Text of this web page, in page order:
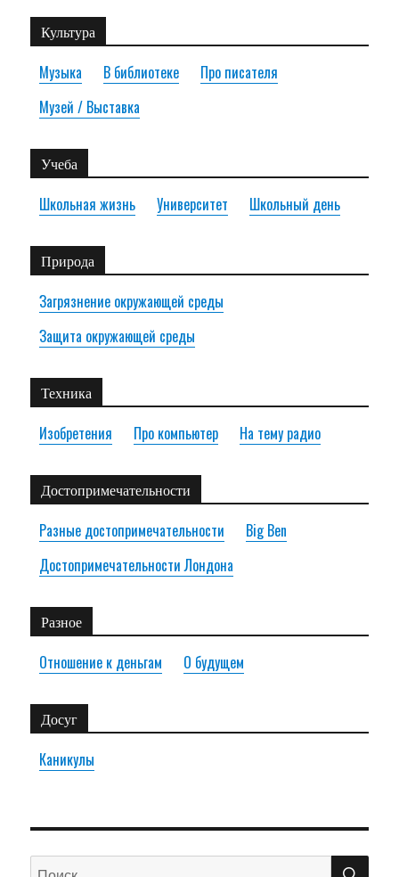
Культура
Музыка В библиотеке
Про писателя
Музей / Выставка
Учеба
Школьная жизнь Университет Школьный день
Природа
Загрязнение окружающей среды
Защита окружающей среды
Техника
Изобретения Про компьютер На тему радио
Достопримечательности
Разные достопримечательности
Big Ben
Достопримечательности Лондона
Разное
Отношение к деньгам О будущем
Досуг
Каникулы
Искать: